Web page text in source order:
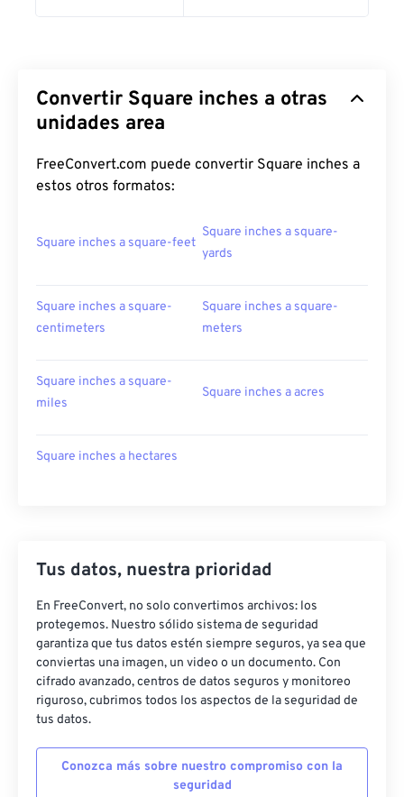
Convertir Square inches a otras
unidades area
FreeConvert.com puede convertir Square inches a
estos otros formatos:
Square inches a square-feet
Square inches a square-
yards
Square inches a square-
centimeters
Square inches a square-
meters
Square inches a square-
miles
Square inches a acres
Square inches a hectares
Tus datos, nuestra prioridad
En FreeConvert, no solo convertimos archivos: los
protegemos. Nuestro sólido sistema de seguridad
garantiza que tus datos estén siempre seguros, ya sea que
conviertas una imagen, un video o un documento. Con
cifrado avanzado, centros de datos seguros y monitoreo
riguroso, cubrimos todos los aspectos de la seguridad de
tus datos.
Conozca más sobre nuestro compromiso con la
seguridad